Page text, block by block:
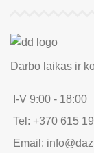
Darbo laikas ir
I-V 9:00 - 18:00
Tel: +370 615
Email: